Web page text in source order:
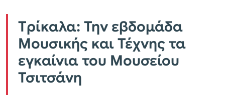
Tρίκαλα: Την εβδομάδα
Μουσικής και Τέχνης τα
εγκαίνια του Μουσείου
Τσιτσάνη